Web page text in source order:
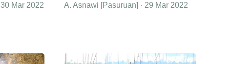
30 Mar 2022 A. Asnawi [Pasuruan] 29 Mar 2022